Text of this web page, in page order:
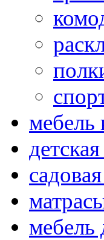
мебель
мебель